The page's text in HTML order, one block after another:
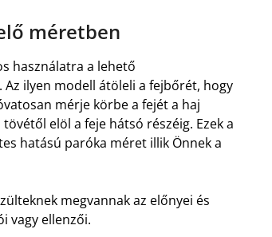
méretben
használatra a lehető
ilyen modell átöleli a fejbőrét, hogy
mérje körbe a fejét a haj
elöl a feje hátsó részéig. Ezek a
hatású paróka méret illik Önnek a
megvannak az előnyei és
vagy ellenzői.